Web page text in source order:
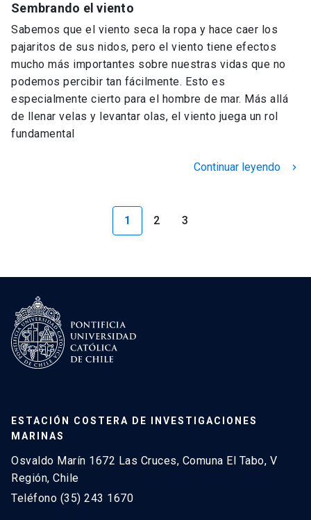
Sembrando el viento
Sabemos que el viento seca la ropa y hace caer los
pajaritos de sus nidos, pero el viento tiene efectos
mucho más importantes sobre nuestras vidas que no
podemos percibir tan fácilmente. Esto es
especialmente cierto para el hombre de mar. Más allá
de llenar velas y levantar olas, el viento juega un rol
fundamental
Continuar leyendo keyboard_arrow_right
1 2 3
ESTACIÓN COSTERA DE INVESTIGACIONES
MARINAS
Osvaldo Marín 1672 Las Cruces, Comuna El Tabo, V
Región, Chile
Teléfono (35) 243 1670